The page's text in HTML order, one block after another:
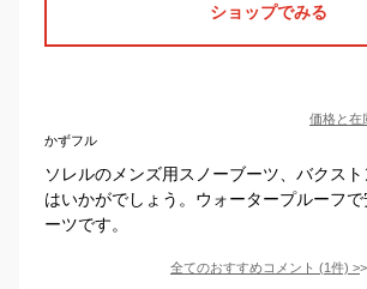
ショップでみる
価格と在
かずフル
ソレルのメンズ用スノーブーツ、バクス
はいかがでしょう。ウォータープルーフ
ーツです。
全てのおすすめコメント (1件) >